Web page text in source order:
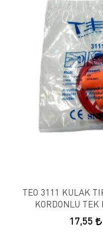
TEO 3111 KULAK
KORDONLU
17,55